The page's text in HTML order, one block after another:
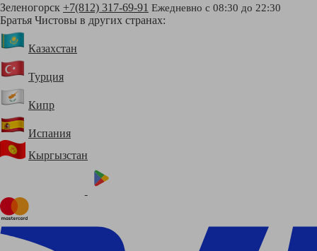
Зеленогорск +7(812) 317-69-91 Ежедневно с 08:30 до 22:30
Братья Чистовы в других странах:
Казахстан
Турция
Кипр
Испания
Кыргызстан